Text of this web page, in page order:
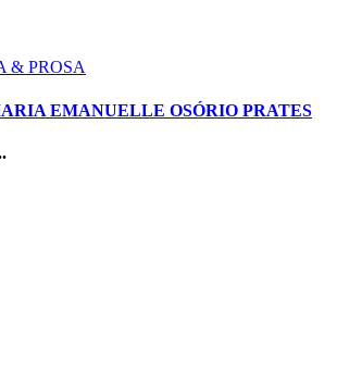
& PROSA
EMANUELLE OSÓRIO PRATES